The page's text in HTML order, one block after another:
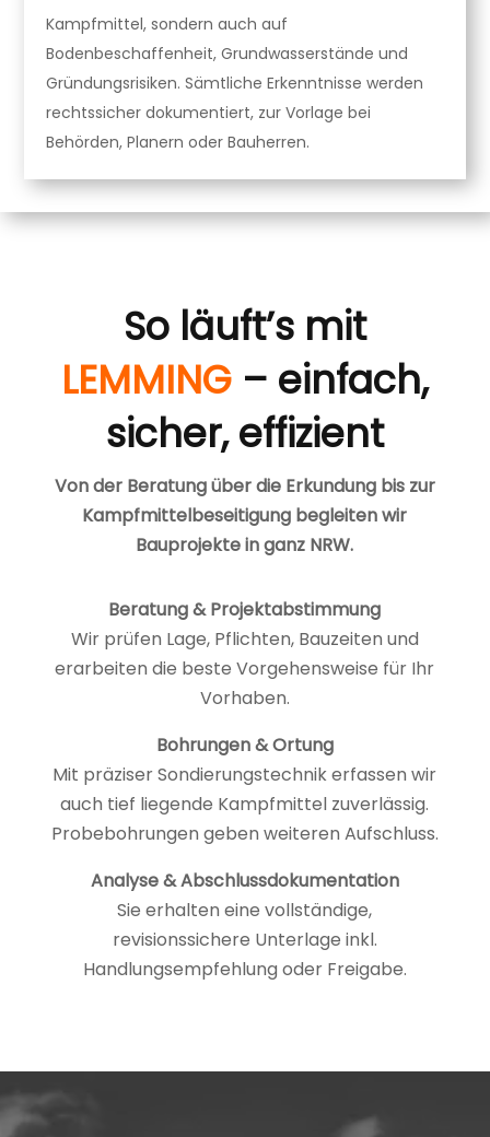
Kampfmittel, sondern auch auf
Bodenbeschaffenheit, Grundwasserstände und
Gründungsrisiken. Sämtliche Erkenntnisse werden
rechtssicher dokumentiert, zur Vorlage bei
Behörden, Planern oder Bauherren.
So läuft’s mit
LEMMING– einfach,
sicher, effizient
Von der Beratung über die Erkundung bis zur
Kampfmittelbeseitigung begleiten wir
Bauprojekte in ganz NRW.
Beratung & Projektabstimmung
Wir prüfen Lage, Pflichten, Bauzeiten und
erarbeiten die beste Vorgehensweise für Ihr
Vorhaben.
Bohrungen & Ortung
Mit präziser Sondierungstechnik erfassen wir
auch tief liegende Kampfmittel zuverlässig.
Probebohrungen geben weiteren Aufschluss.
Analyse & Abschlussdokumentation
Sie erhalten eine vollständige,
revisionssichere Unterlage inkl.
Handlungsempfehlung oder Freigabe.